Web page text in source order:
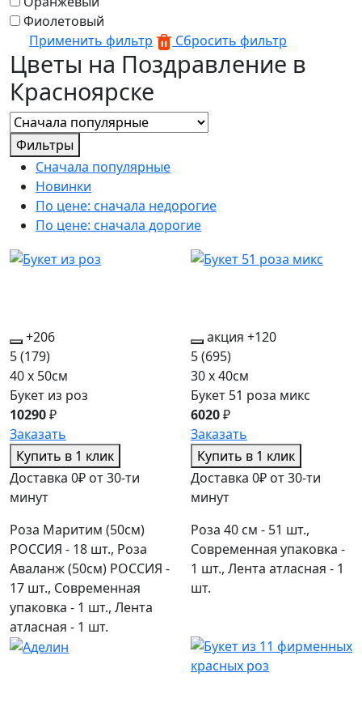
Фиолетовый
Применить фильтр
Сбросить фильтр
Цветы на Поздравление в
Красноярске
Фильтры
Сначала популярные
Новинки
По цене: сначала недорогие
По цене: сначала дорогие
+206
5(179)
40 x 50см
Букет из роз
10290₽
Заказать
Купить в 1 клик
Доставка 0₽ от 30-ти
минут
Роза Маритим (50см)
РОССИЯ - 18 шт., Роза
Аваланж (50см) РОССИЯ -
17 шт., Современная
упаковка - 1 шт., Лента
атласная - 1 шт.
акция +120
5(695)
30 x 40см
Букет 51 роза микс
6020₽
Заказать
Купить в 1 клик
Доставка 0₽ от 30-ти
минут
Роза 40 см - 51 шт.,
Современная упаковка -
1 шт., Лента атласная - 1
шт.